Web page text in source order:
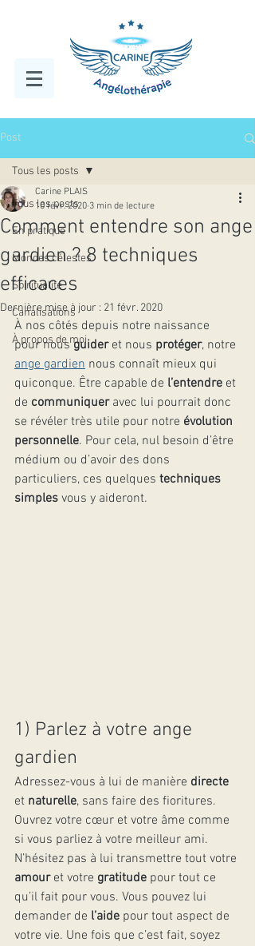
Post
Tous les posts
En pratique
Mondes célestes
Spiritualité
Canalisations
À propos de moi
Tous les posts
Comment entendre son ange
gardien ? 8 techniques
efficaces
Carine PLAIS
10 févr. 2020 3 min de lecture
Dernière mise à jour : 21 févr. 2020
À nos côtés depuis notre naissance
pour nous guider et nous protéger, notre
ange gardien nous connaît mieux qui
quiconque. Être capable de l’entendre et
de communiquer avec lui pourrait donc
se révéler très utile pour notre évolution
personnelle. Pour cela, nul besoin d’être
médium ou d’avoir des dons
particuliers, ces quelques techniques
simples vous y aideront.
1) Parlez à votre ange
gardien
Adressez-vous à lui de manière directe
et naturelle, sans faire des fioritures.
Ouvrez votre cœur et votre âme comme
si vous parliez à votre meilleur ami.
N’hésitez pas à lui transmettre tout votre
amour et votre gratitude pour tout ce
qu’il fait pour vous. Vous pouvez lui
demander de l’aide pour tout aspect de
votre vie. Une fois que c’est fait, soyez